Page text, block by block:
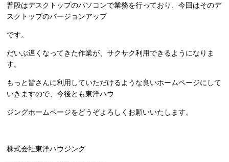
普段はデスクトップのパソコンで業務を行っており、今回はそのデ
スクトップのバージョンアップ
です。
だいぶ遅くなってきた作業が、サクサク利用できるようになりま
す。
もっと皆さんに利用していただけるような良いホームページにして
いきますので、今後とも東洋ハウ
ジングホームページをどうぞよろしくお願いいたします。
株式会社東洋ハウジング